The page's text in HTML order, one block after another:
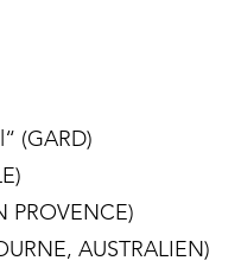
(GARD)
PROVENCE)
AUSTRALIEN)